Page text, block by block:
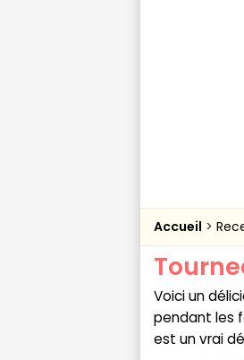
Accueil
Voici un
pendant les
est un vrai